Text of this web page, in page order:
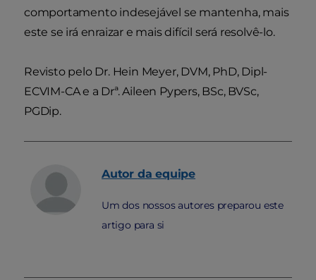
comportamento indesejável se mantenha, mais
este se irá enraizar e mais difícil será resolvê-lo.
Revisto pelo Dr. Hein Meyer, DVM, PhD, Dipl-
ECVIM-CA e a Drª. Aileen Pypers, BSc, BVSc,
PGDip.
Autor da equipe
Um dos nossos autores preparou este
artigo para si